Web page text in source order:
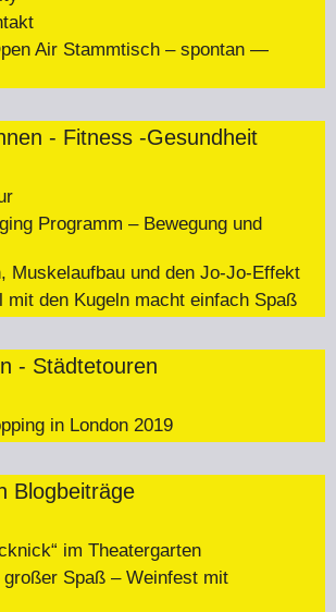
Air Stammtisch – spontan —
- Fitness -Gesundheit
Programm – Bewegung und
Muskelaufbau und den Jo-Jo-Effekt
mit den Kugeln macht einfach Spaß
- Städtetouren
in London 2019
Blogbeiträge
im Theatergarten
großer Spaß – Weinfest mit